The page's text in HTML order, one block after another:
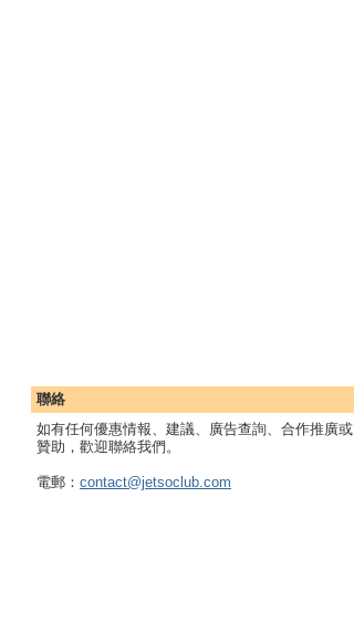
聯絡
如有任何優惠情報、建議、廣告查詢、合作推廣或
贊助，歡迎聯絡我們。
電郵： contact@jetsoclub.com